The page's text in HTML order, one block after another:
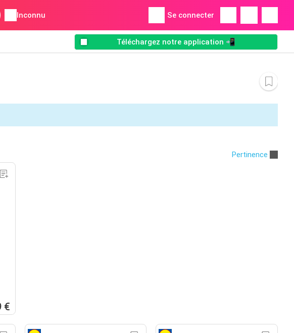
Inconnu Se connecter
Téléchargez notre application 📲
Pertinence
€